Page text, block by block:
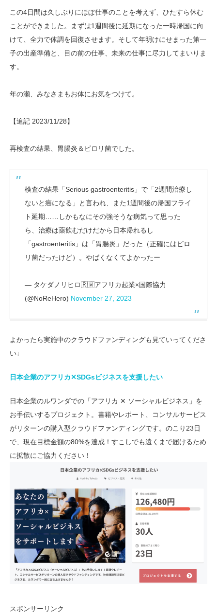
この4日間は久しぶりにほぼ仕事のことを考えず、ひたすら休む
ことができました。まずは1週間後に延期になった一時帰国に向
けて、全力で体調を回復させます。そして年明けにせまった第一
子の出産準備と、目の前の仕事、未来の仕事に尽力してまいりま
す。
年の瀬、みなさまもお体にお気をつけて。
【追記 2023/11/28】
再検査の結果、胃腸炎＆ピロリ菌でした。
検査の結果「Serious gastroenteritis」で「2週間治療し
ないと癌になる」と言われ、また1週間後の帰国フライ
ト延期……しかもなにその強そうな病気って思った
ら、治療は薬飲むだけだから日本帰れるし
「gastroenteritis」は「胃腸炎」だった（正確にはピロ
リ菌だったけど）。やばくなくてよかったー
— タケダノリヒロ🇷🇼アフリカ起業×国際協力
(@NoReHero) November 27, 2023
よかったら実施中のクラウドファンディングも見ていってくださ
い↓
日本企業のアフリカ✕SDGsビジネスを支援したい
日本企業のルワンダでの「アフリカ ✕ ソーシャルビジネス」を
お手伝いするプロジェクト。書籍やレポート、コンサルサービス
がリターンの購入型クラウドファンディングです。のこり23日
で、現在目標金額の80%を達成！すこしでも遠くまで届けるため
に拡散にご協力ください！
スポンサーリンク